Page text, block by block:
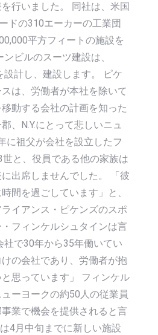
行いました。 同社は、米国
ドの310エーカーの工業団
平方フィートの施設を
ビルのスーツ建設は、
設計し、建設します。 ピケ
は、労働者が本社を除いて
動する会社の計画を知った
、N.Y.にとって悲しいニュ
に祖父が会社を設立したフ
と、役員である他の家族は
出席しませんでした。 「彼
間を過ごしています」と、
イアンス・ピケンズのスポ
フィンケルシュタインは言
社で30年から35年働いてい
の会社であり、労働者が抱
思っています」 フィンケル
ーヨークの約50人の従業員
業で機会を提供されると言
4月中旬までに新しい施設